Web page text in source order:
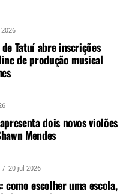
de ingresso,
porte com
financeiro pelo
análise é feita pelo
O VALOR — A
cálculo a
, um valor de
Tatuí abre inscrições
de produção musical
dois novos violões
Mendes
20 jul 2026
como escolher uma escola,